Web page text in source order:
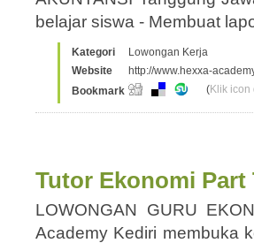
belajar siswa - Membuat
Kategori
Lowongan Kerja
Website
http://www.hexxa-
Bookmark
(Klik
Tutor Ekonomi Part
LOWONGAN GURU
Academy Kediri membuka